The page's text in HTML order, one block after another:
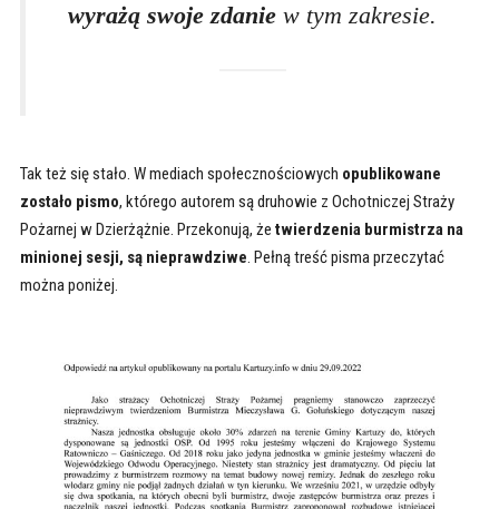
wyrażą swoje zdanie w tym zakresie.
Tak też się stało. W mediach społecznościowych opublikowane
zostało pismo, którego autorem są druhowie z Ochotniczej Straży
Pożarnej w Dzierżążnie. Przekonują, że twierdzenia burmistrza na
minionej sesji, są nieprawdziwe. Pełną treść pisma przeczytać
można poniżej.